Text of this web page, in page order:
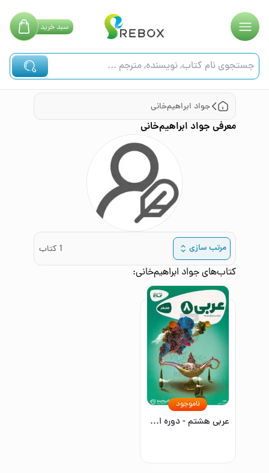
سبدخرید
جواد ابراهیم‌خانی
معرفی جواد ابراهیم‌خانی
مرتب سازی 1 کتاب
کتاب‌هایجواد ابراهیم‌خانی:
عربی هشتم - دوره اول متوسطه
ناموجود